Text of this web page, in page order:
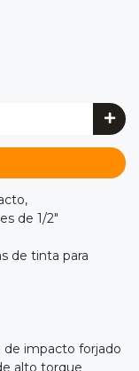
de 1/2"
de tinta para
de impacto forjado
alto torque